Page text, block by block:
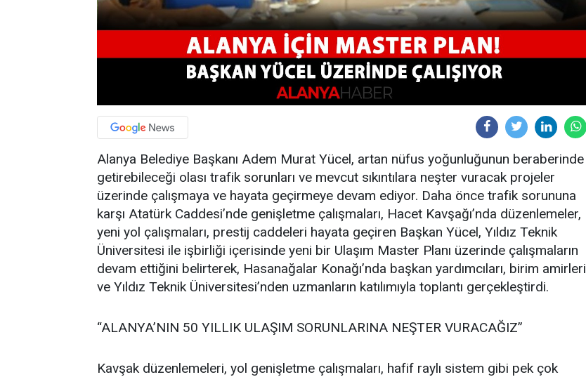
Alanya Belediye Başkanı Adem Murat Yücel, artan nüfus yoğunluğunun beraberinde
getirebileceği olası trafik sorunları ve mevcut sıkıntılara neşter vuracak projeler
üzerinde çalışmaya ve hayata geçirmeye devam ediyor. Daha önce trafik sorununa
karşı Atatürk Caddesi’nde genişletme çalışmaları, Hacet Kavşağı’nda düzenlemeler,
yeni yol çalışmaları, prestij caddeleri hayata geçiren Başkan Yücel, Yıldız Teknik
Üniversitesi ile işbirliği içerisinde yeni bir Ulaşım Master Planı üzerinde çalışmaların
devam ettiğini belirterek, Hasanağalar Konağı’nda başkan yardımcıları, birim amirleri
ve Yıldız Teknik Üniversitesi’nden uzmanların katılımıyla toplantı gerçekleştirdi.
“ALANYA’NIN 50 YILLIK ULAŞIM SORUNLARINA NEŞTER VURACAĞIZ”
Kavşak düzenlemeleri, yol genişletme çalışmaları, hafif raylı sistem gibi pek çok